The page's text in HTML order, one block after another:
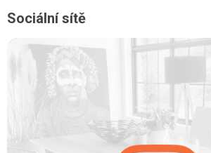
Sociální sítě